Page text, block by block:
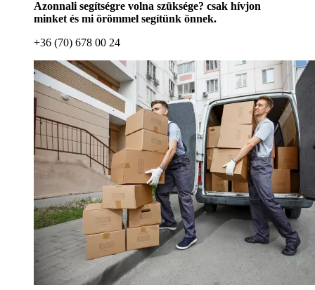
Azonnali segítségre volna szüksége? csak hívjon
minket és mi örömmel segítünk önnek.
+36 (70) 678 00 24